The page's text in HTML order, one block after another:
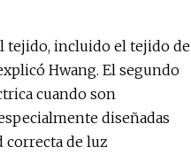
tejido, incluido el tejido de
Hwang. El segundo
cuando son
diseñadas
correcta de luz